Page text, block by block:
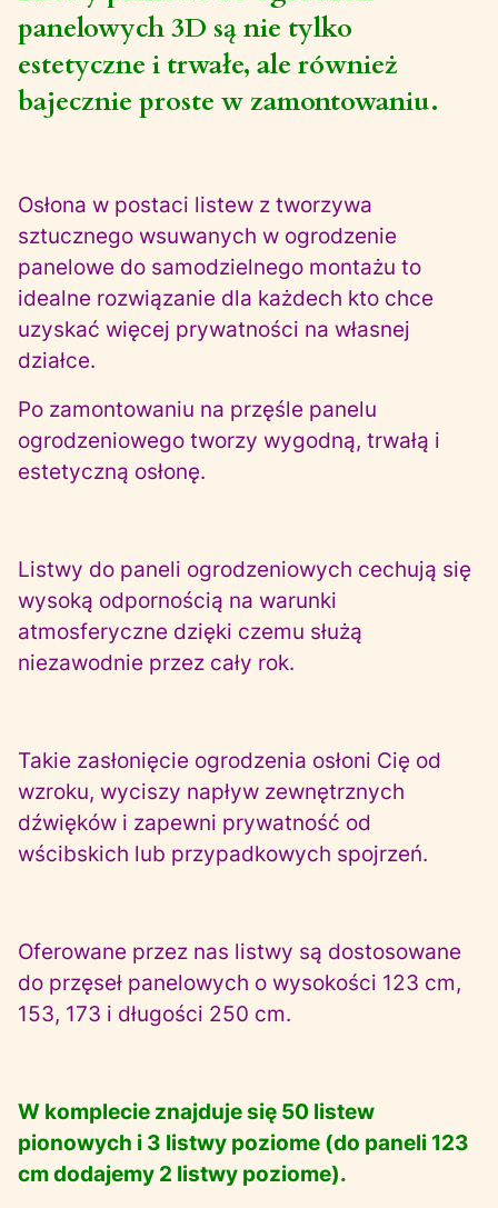
panelowych 3D są nie tylko
estetyczne i trwałe, ale również
bajecznie proste w zamontowaniu.
Osłona w postaci listew z tworzywa
sztucznego wsuwanych w ogrodzenie
panelowe do samodzielnego montażu to
idealne rozwiązanie dla każdech kto chce
uzyskać więcej prywatności na własnej
działce.
Po zamontowaniu na przęśle panelu
ogrodzeniowego tworzy wygodną, trwałą i
estetyczną osłonę.
Listwy do paneli ogrodzeniowych cechują się
wysoką odpornością na warunki
atmosferyczne dzięki czemu służą
niezawodnie przez cały rok.
Takie zasłonięcie ogrodzenia osłoni Cię od
wzroku, wyciszy napływ zewnętrznych
dźwięków i zapewni prywatność od
wścibskich lub przypadkowych spojrzeń.
Oferowane przez nas listwy są dostosowane
do przęseł panelowych o wysokości 123 cm,
153, 173 i długości 250 cm.
W komplecie znajduje się 50 listew
pionowych i 3 listwy poziome (do paneli 123
cm dodajemy 2 listwy poziome).